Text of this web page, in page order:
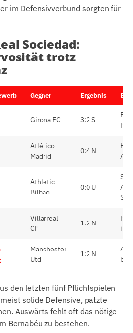
im Defensivverbund sorgten für
Sociedad:
trotz
Gegner Ergebnis
Girona FC 3:2 S
Atlético
Madrid
0:4 N
Athletic
Bilbao
0:0 U
Villarreal
CF
1:2 N
in
Manchester
Utd
1:2 N
bei
den letzten fünf Pflichtspielen
solide Defensive, patzte
Auswärts fehlt oft das nötige
Bernabéu zu bestehen.